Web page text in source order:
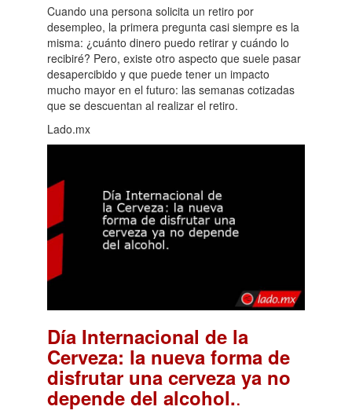
Cuando una persona solicita un retiro por
desempleo, la primera pregunta casi siempre es la
misma: ¿cuánto dinero puedo retirar y cuándo lo
recibiré? Pero, existe otro aspecto que suele pasar
desapercibido y que puede tener un impacto
mucho mayor en el futuro: las semanas cotizadas
que se descuentan al realizar el retiro.
Lado.mx
Día Internacional de la
Cerveza: la nueva forma de
disfrutar una cerveza ya no
depende del alcohol..